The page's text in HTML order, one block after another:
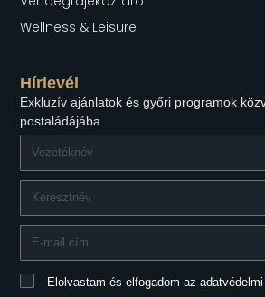
Wellness & Leisure
Hírlevél
Exkluzív ajánlatok és győri programok
postaládájába.
Elolvastam és elfogadom az